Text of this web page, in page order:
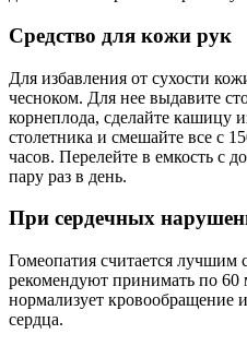
Средство для кожи рук
Для избавления от сухости
чесноком. Для нее выдавите
корнеплода, сделайте кашицу
столетника и смешайте все с
часов. Перелейте в емкость с
пару раз в день.
При сердечных
Гомеопатия считается лучшим
рекомендуют принимать по 60
нормализует кровообращение
сердца.